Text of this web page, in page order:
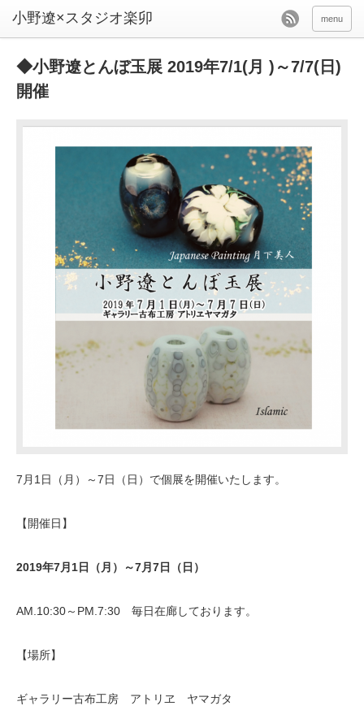
menu
◆小野遼とんぼ玉展 2019年7/1(月 )～7/7(日)
開催
7月1日（月）～7日（日）で個展を開催いたします。
【開催日】
2019年7月1日（月）～7月7日（日）
AM.10:30～PM.7:30 毎日在廊しております。
【場所】
ギャラリー古布工房 アトリヱ ヤマガタ